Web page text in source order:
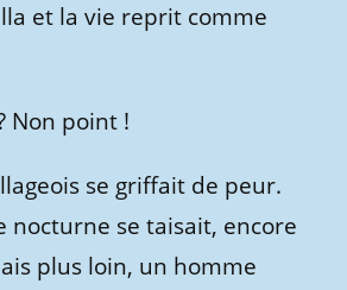
et la vie reprit comme
Non point !
se griffait de peur.
nocturne se taisait, encore
plus loin, un homme